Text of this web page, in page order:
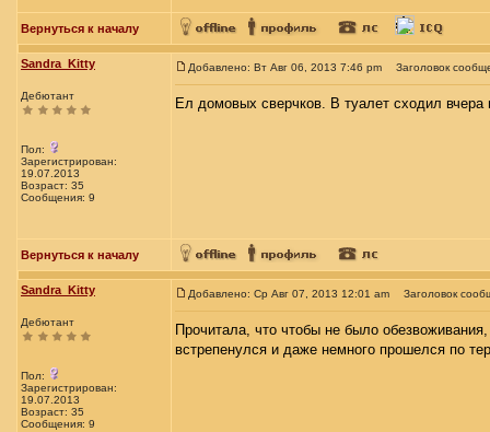
Вернуться к началу
Sandra_Kitty
Дебютант
Пол:
Зарегистрирован:
19.07.2013
Возраст: 35
Сообщения: 9
Добавлено: Вт Авг 06, 2013 7:46 pm Заголовок
Ел домовых сверчков. В туалет сходил
Вернуться к началу
Sandra_Kitty
Дебютант
Пол:
Зарегистрирован:
19.07.2013
Возраст: 35
Сообщения: 9
Добавлено: Ср Авг 07, 2013 12:01 am Заголовок
Прочитала, что чтобы не было
встрепенулся и даже немного прошелся по